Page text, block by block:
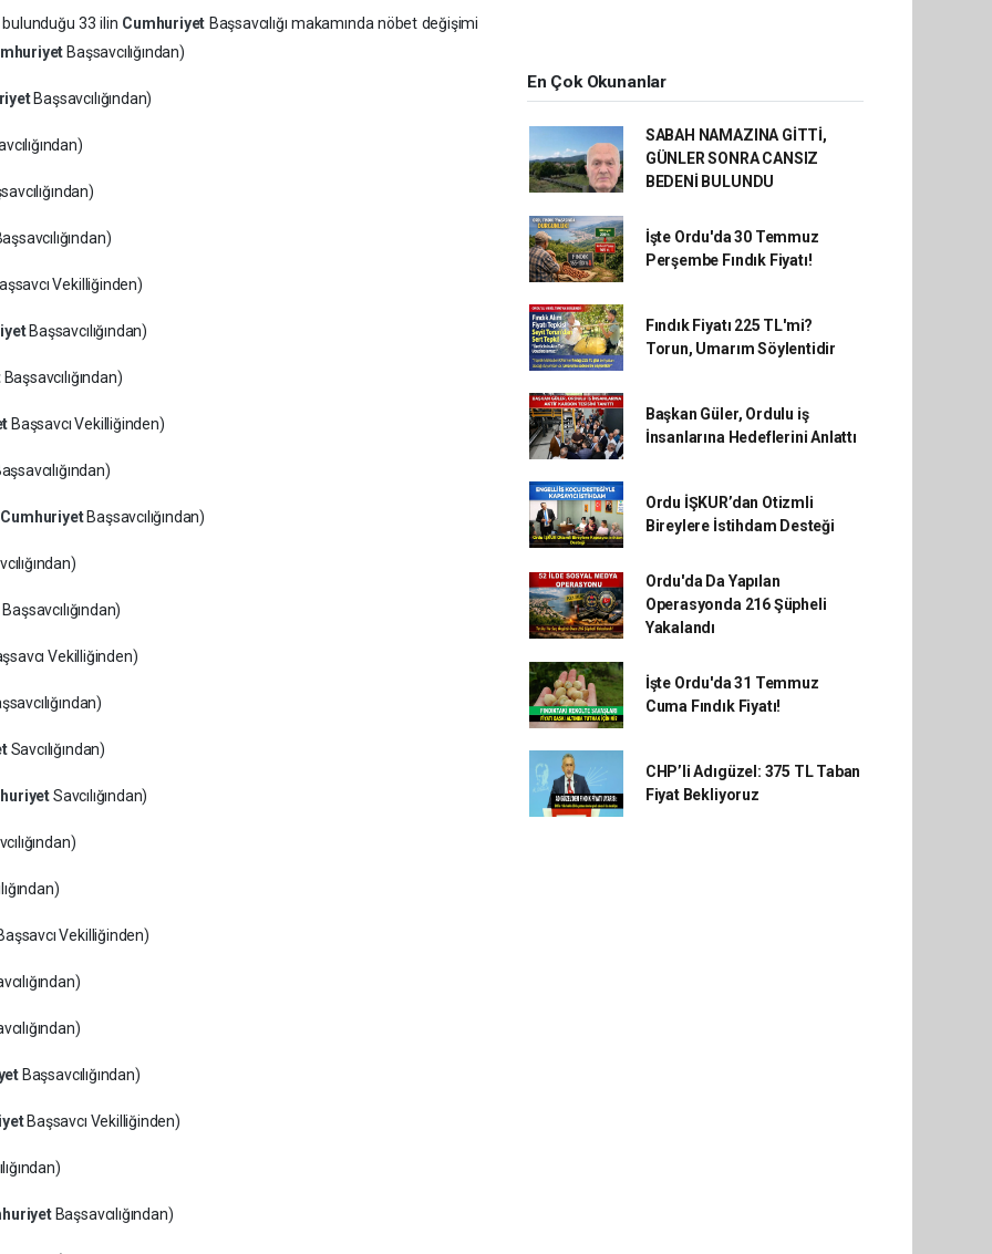
33 ilin Cumhuriyet Başsavcılığı makamında nöbet değişimi
Başsavcılığından)
Başsavcılığından)
Vekilliğinden)
Başsavcılığından)
Başsavcılığından)
Başsavcı Vekilliğinden)
Cumhuriyet Başsavcılığından)
Başsavcılığından)
Vekilliğinden)
Savcılığından)
Savcılığından)
Vekilliğinden)
Başsavcılığından)
Başsavcı Vekilliğinden)
Başsavcılığından)
En Çok Okunanlar
SABAH NAMAZINA GİTTİ,
GÜNLER SONRA CANSIZ
BEDENİ BULUNDU
İşte Ordu'da 30 Temmuz
Perşembe Fındık Fiyatı!
Fındık Fiyatı 225 TL'mi?
Torun, Umarım Söylentidir
Başkan Güler, Ordulu iş
İnsanlarına Hedeflerini Anlattı
Ordu İŞKUR’dan Otizmli
Bireylere İstihdam Desteği
Ordu'da Da Yapılan
Operasyonda 216 Şüpheli
Yakalandı
İşte Ordu'da 31 Temmuz
Cuma Fındık Fiyatı!
CHP’li Adıgüzel: 375 TL Taban
Fiyat Bekliyoruz